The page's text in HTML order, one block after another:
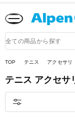
品
検
TOP テニス アクセサリ
テニス アクセサ